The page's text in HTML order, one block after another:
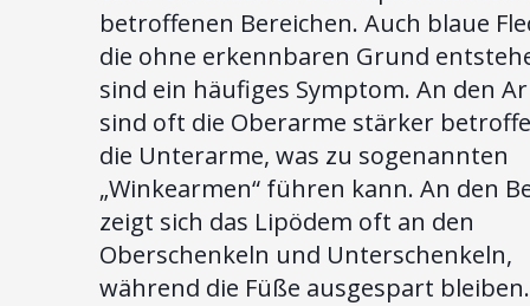
betroffenen Bereichen. Auch blaue
die ohne erkennbaren Grund
sind ein häufiges Symptom. An den
sind oft die Oberarme stärker
die Unterarme, was zu sogenannten
„Winkearmen“ führen kann. An den
zeigt sich das Lipödem oft an den
Oberschenkeln und Unterschenkeln,
während die Füße ausgespart bleiben.